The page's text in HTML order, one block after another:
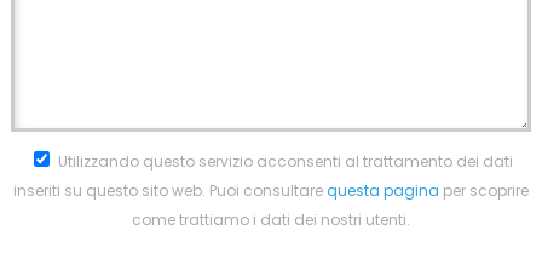
Utilizzando questo servizio acconsenti al trattamento dei dati
inseriti su questo sito web. Puoi consultarequesta pagina per scoprire
come trattiamo i dati dei nostri utenti.